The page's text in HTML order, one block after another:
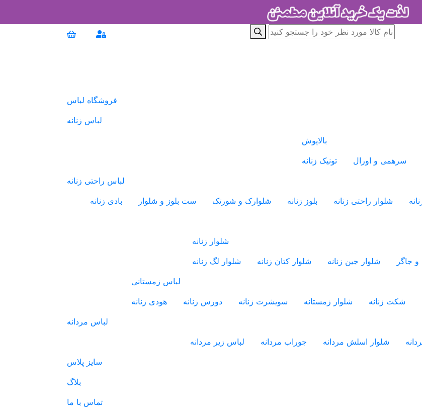
فروشگاه لباس
لباس زنانه
بالاپوش
سرهمی و اورال
تونیک زنانه
لباس راحتی زنانه
شلوار راحتی زنانه بلوز زنانه شلوارک و شورتک ست بلوز و شلوار
بادی زنانه
شلوار زنانه
جاگر شلوار جین زنانه شلوار کتان زنانه
شلوار لگ زنانه
لباس زمستانی
شکت زنانه شلوار زمستانه سویشرت زنانه دورس زنانه
هودی زنانه
لباس مردانه
شلوار اسلش مردانه جوراب مردانه
لباس زیر مردانه
سایز پلاس
بلاگ
تماس با ما